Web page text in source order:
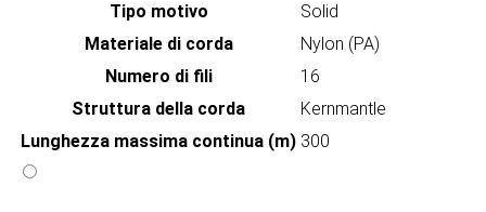
Tipo motivo
Solid
Materiale di corda
Nylon (PA)
Numero di fili
16
Struttura della corda
Kernmantle
Lunghezza massima continua (m) 300